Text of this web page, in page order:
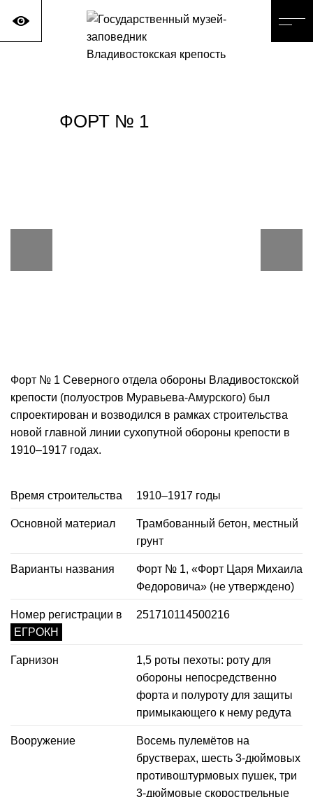
ФОРТ № 1
Форт № 1 Северного отдела обороны Владивостокской
крепости (полуостров Муравьева-Амурского) был
спроектирован и возводился в рамках строительства
новой главной линии сухопутной обороны крепости в
1910–1917 годах.
Время строительства 1910–1917 годы
Основной материал
Трамбованный бетон, местный
грунт
Варианты названия
Форт № 1, «Форт Царя Михаила
Федоровича» (не утверждено)
Номер регистрации в
ЕГРОКН
251710114500216
Гарнизон
1,5 роты пехоты: роту для
обороны непосредственно
форта и полуроту для защиты
примыкающего к нему редута
Вооружение
Восемь пулемётов на
брустверах, шесть 3-дюймовых
противоштурмовых пушек, три
3-дюймовые скорострельные